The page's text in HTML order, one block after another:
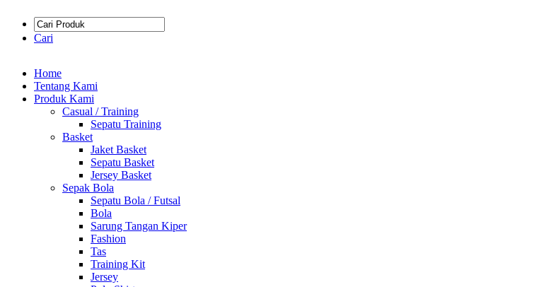
Cari
Home
Tentang Kami
Produk Kami
Casual / Training
Sepatu Training
Basket
Jaket Basket
Sepatu Basket
Jersey Basket
Sepak Bola
Sepatu Bola / Futsal
Bola
Sarung Tangan Kiper
Fashion
Tas
Training Kit
Jersey